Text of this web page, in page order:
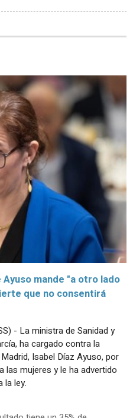
mande "a otro lado
que no consentirá
- La ministra de Sanidad y
ha cargado contra la
Isabel Díaz Ayuso, por
las mujeres y le ha advertido
la ley.